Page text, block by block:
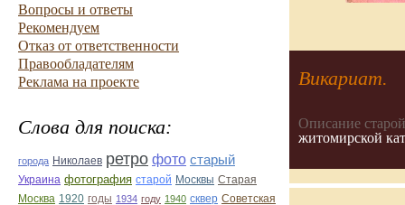
Вопросы и ответы
Рекомендуем
Отказ от ответственности
Правообладателям
Реклама на проекте
Слова для поиска:
города Николаев ретро фото старый
Украина фотография старой Москвы Старая
Москва 1920 годы 1934 году 1940 сквер Советская
Викариат.
Описание
житомирской